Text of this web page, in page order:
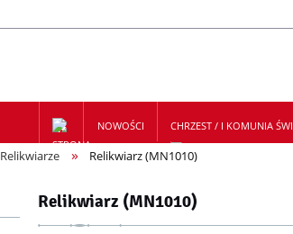
NOWOŚCI CHRZEST / I KOMUNIA
ZAPIS NA NEWSLETTER
Relikwiarze » Relikwiarz (MN1010)
Relikwiarz (MN1010)